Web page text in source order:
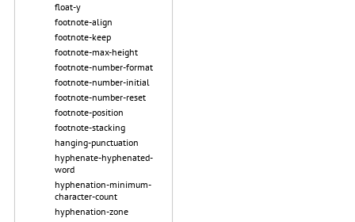
float-y
footnote-align
footnote-keep
footnote-max-height
footnote-number-format
footnote-number-initial
footnote-number-reset
footnote-position
footnote-stacking
hanging-punctuation
hyphenate-hyphenated-
word
hyphenation-minimum-
character-count
hyphenation-zone